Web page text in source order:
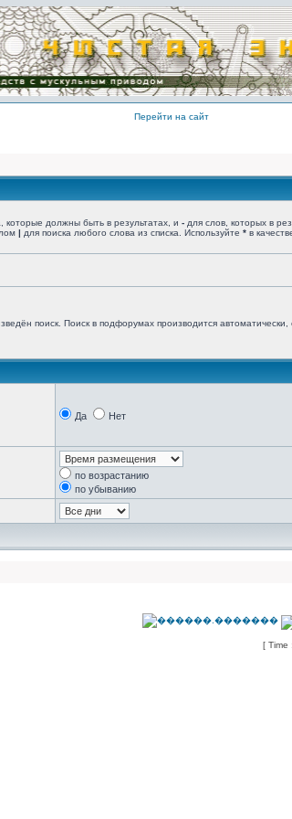
Перейти на сайт
которые должны быть в результатах, и - для слов, которых в
| для поиска любого слова из списка. Используйте * в
поиск. Поиск в подфорумах производится автоматически,
Да Нет
по возрастанию
по убыванию
[ Time